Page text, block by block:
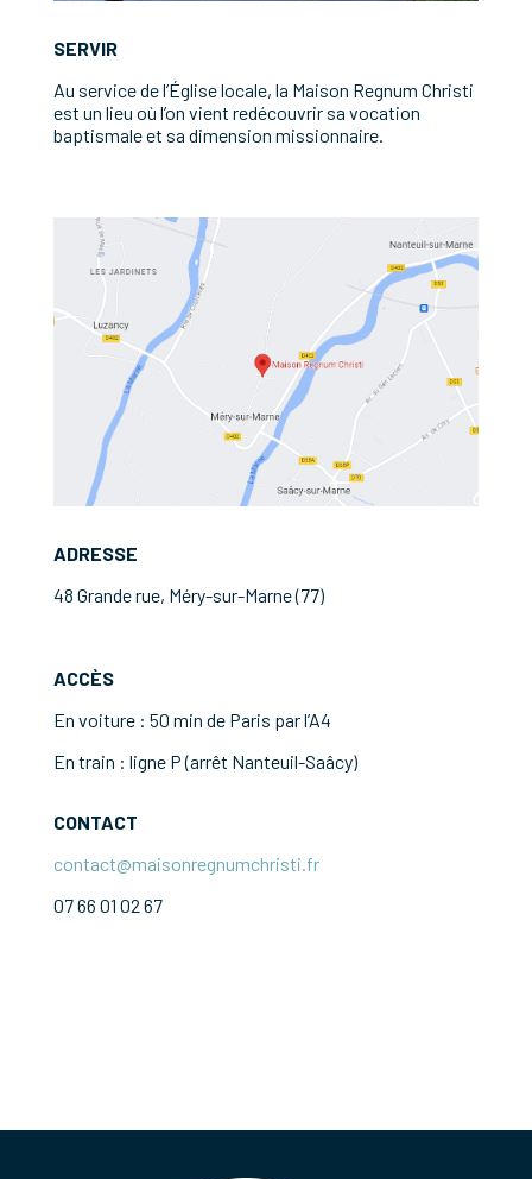
SERVIR
Au service de l’Église locale, la Maison Regnum Christi
est un lieu où l’on vient redécouvrir sa vocation
baptismale et sa dimension missionnaire.
ADRESSE
48 Grande rue, Méry-sur-Marne (77)
ACCÈS
En voiture : 50 min de Paris par l’A4
En train : ligne P (arrêt Nanteuil-Saâcy)
CONTACT
contact@maisonregnumchristi.fr
07 66 01 02 67